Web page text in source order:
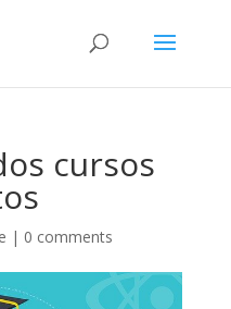
cursos
| 0 comments